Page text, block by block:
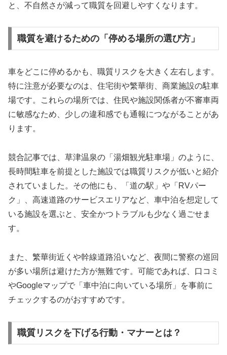
と、不自然さが減って職質を回避しやすくなります。
職質を避けるための「停める場所の選び方」
車をどこに停めるかも、職質リスクを大きく左右します。
特に注意が必要なのは、住宅街や繁華街、商業施設の駐車
場です。これらの場所では、住民や施設関係者が不審車両
に敏感なため、少しの違和感でも通報につながることがあ
ります。
競合記事では、草津温泉の「湯畑観光駐車場」のように、
長時間駐車を前提とした施設では職質リスクが低いと紹介
されていました。その他にも、「道の駅」や「RVパー
ク」、高速道路のサービスエリアなど、車中泊を想定して
いる施設を選ぶと、安全かつトラブルも少なく過ごせま
す。
また、繁華街近くや幹線道路沿いなど、夜間に警察の巡回
が多い場所は避けた方が無難です。可能であれば、口コミ
やGoogleマップで「車中泊に向いている場所」を事前に
チェックするのがおすすめです。
職質リスクを下げる行動・マナーとは？